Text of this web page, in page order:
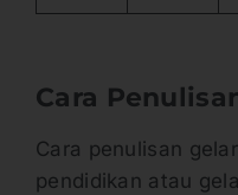
Cara
Cara penulisan
pendidikan atau